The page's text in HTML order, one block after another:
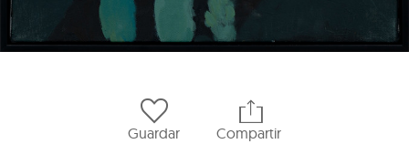
Guardar Compartir